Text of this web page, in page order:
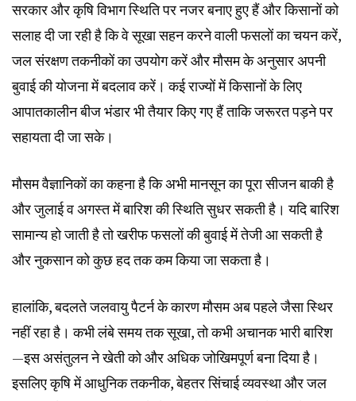
सरकार और कृषि विभाग स्थिति पर नजर बनाए हुए हैं और किसानों को
सलाह दी जा रही है कि वे सूखा सहन करने वाली फसलों का चयन करें,
जल संरक्षण तकनीकों का उपयोग करें और मौसम के अनुसार अपनी
बुवाई की योजना में बदलाव करें। कई राज्यों में किसानों के लिए
आपातकालीन बीज भंडार भी तैयार किए गए हैं ताकि जरूरत पड़ने पर
सहायता दी जा सके।
मौसम वैज्ञानिकों का कहना है कि अभी मानसून का पूरा सीजन बाकी है
और जुलाई व अगस्त में बारिश की स्थिति सुधर सकती है। यदि बारिश
सामान्य हो जाती है तो खरीफ फसलों की बुवाई में तेजी आ सकती है
और नुकसान को कुछ हद तक कम किया जा सकता है।
हालांकि, बदलते जलवायु पैटर्न के कारण मौसम अब पहले जैसा स्थिर
नहीं रहा है। कभी लंबे समय तक सूखा, तो कभी अचानक भारी बारिश
—इस असंतुलन ने खेती को और अधिक जोखिमपूर्ण बना दिया है।
इसलिए कृषि में आधुनिक तकनीक, बेहतर सिंचाई व्यवस्था और जल